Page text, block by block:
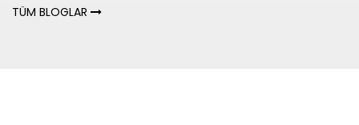
TÜM BLOGLAR